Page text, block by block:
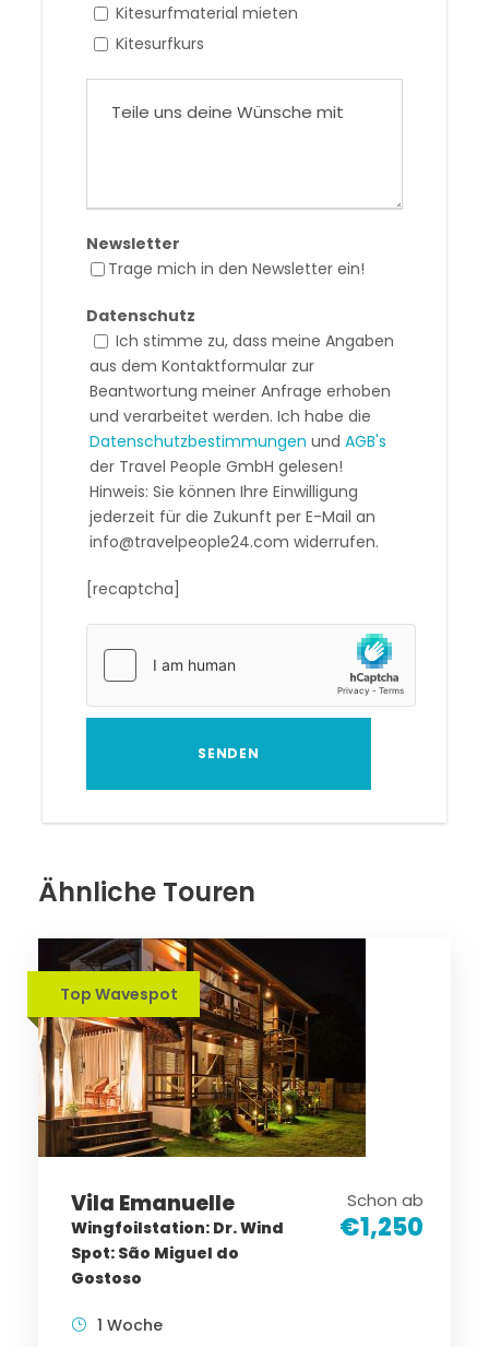
Kitesurfmaterial mieten
Kitesurfkurs
Newsletter
Trage mich in den Newsletter ein!
Datenschutz
Ich stimme zu, dass meine Angaben
aus dem Kontaktformular zur
Beantwortung meiner Anfrage erhoben
und verarbeitet werden. Ich habe die
Datenschutzbestimmungen und AGB's
der Travel People GmbH gelesen!
Hinweis: Sie können Ihre Einwilligung
jederzeit für die Zukunft per E-Mail an
info@travelpeople24.com widerrufen.
[recaptcha]
Ähnliche Touren
Top Wavespot
Vila Emanuelle
Wingfoilstation: Dr. Wind
Spot: São Miguel do
Gostoso
Schon ab
€1,250
1 Woche